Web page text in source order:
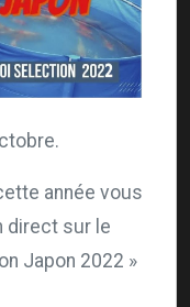
.
année vous
direct sur le
Japon 2022 »